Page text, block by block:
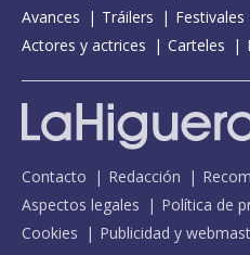
Avances
Tráilers
Actores y actrices
Carteles
Contacto Redacción
Aspectos legales
Política de
Cookies
Publicidad y